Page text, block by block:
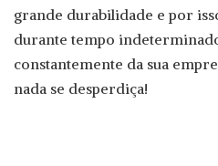
grande durabilidade e por
durante tempo
constantemente da sua
nada se desperdiça!